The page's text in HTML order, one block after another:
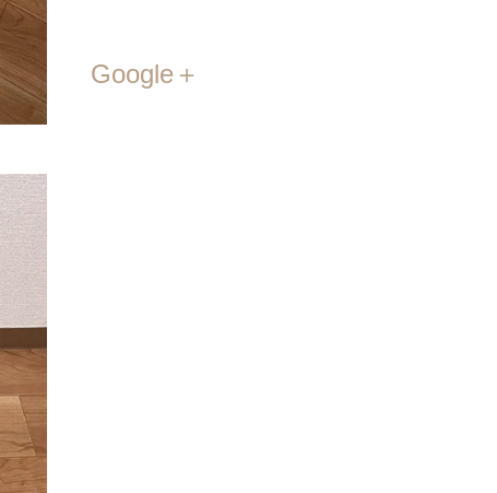
Google＋